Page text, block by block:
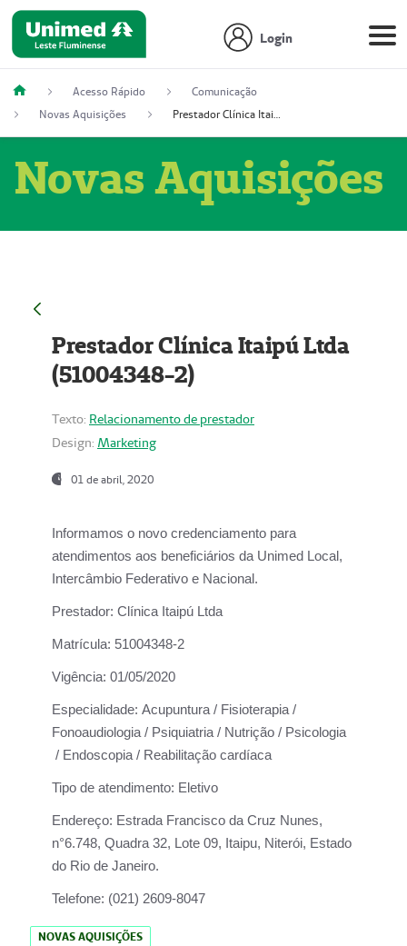
Login
Acesso Rápido
Comunicação
Novas Aquisições
Prestador Clínica Itaipú Ltda (51004348-2)
Novas Aquisições
Prestador Clínica Itaipú Ltda
(51004348-2)
Texto: Relacionamento de prestador
Design: Marketing
01 de abril, 2020
Informamos o novo credenciamento para
atendimentos aos beneficiários da Unimed Local,
Intercâmbio Federativo e Nacional.
Prestador: Clínica Itaipú Ltda
Matrícula: 51004348-2
Vigência: 01/05/2020
Especialidade: Acupuntura / Fisioterapia /
Fonoaudiologia / Psiquiatria / Nutrição / Psicologia
/ Endoscopia / Reabilitação cardíaca
Tipo de atendimento: Eletivo
Endereço: Estrada Francisco da Cruz Nunes,
n°6.748, Quadra 32, Lote 09, Itaipu, Niterói, Estado
do Rio de Janeiro.
Telefone: (021) 2609-8047
NOVAS AQUISIÇÕES